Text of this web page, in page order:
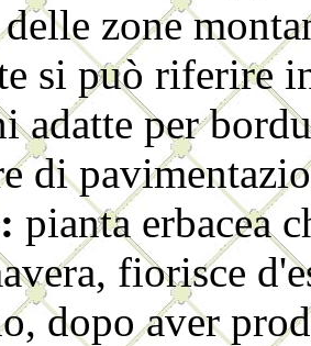
zone
si può riferire
adatte per
di
pianta erbacea
fiorisce
dopo aver